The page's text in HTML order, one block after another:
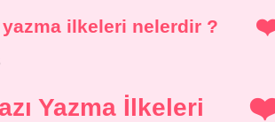
yazma ilkeleri nelerdir ?
Yazma İlkeleri